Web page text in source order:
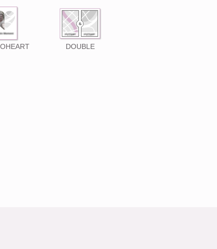
DOUBLE